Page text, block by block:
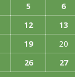
5 6
12 13
19 20
26 27